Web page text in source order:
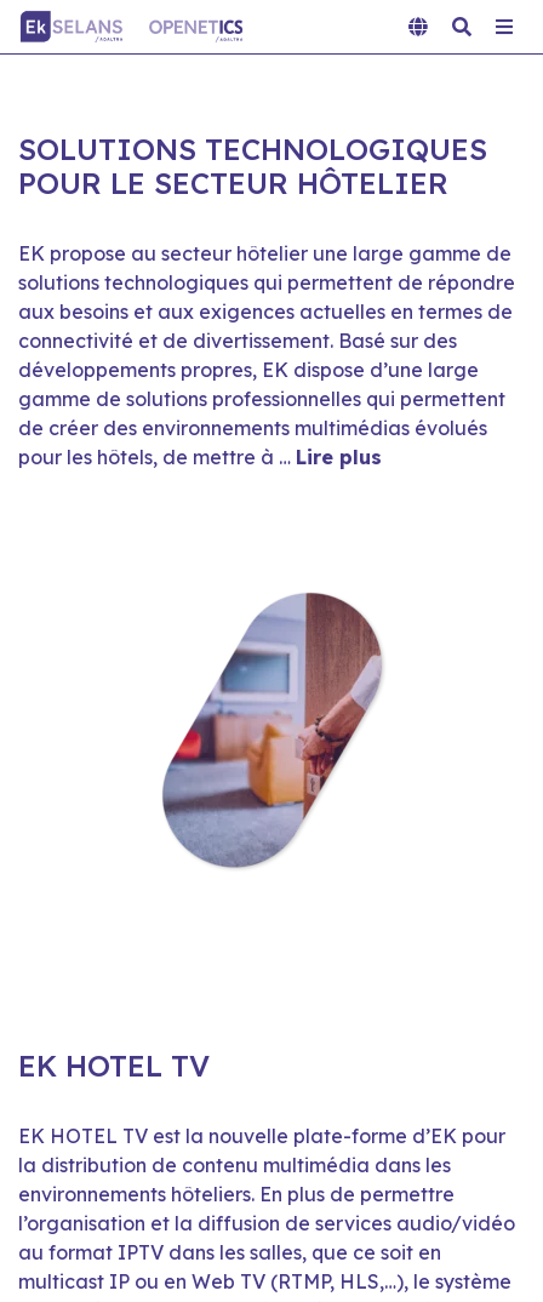
SOLUTIONS TECHNOLOGIQUES
POUR LE SECTEUR HÔTELIER
EK propose au secteur hôtelier une large gamme de
solutions technologiques qui permettent de répondre
aux besoins et aux exigences actuelles en termes de
connectivité et de divertissement. Basé sur des
développements propres, EK dispose d’une large
gamme de solutions professionnelles qui permettent
de créer des environnements multimédias évolués
pour les hôtels, de mettre à … Lire plus
EK HOTEL TV
EK HOTEL TV est la nouvelle plate-forme d’EK pour
la distribution de contenu multimédia dans les
environnements hôteliers. En plus de permettre
l’organisation et la diffusion de services audio/vidéo
au format IPTV dans les salles, que ce soit en
multicast IP ou en Web TV (RTMP, HLS,…), le système